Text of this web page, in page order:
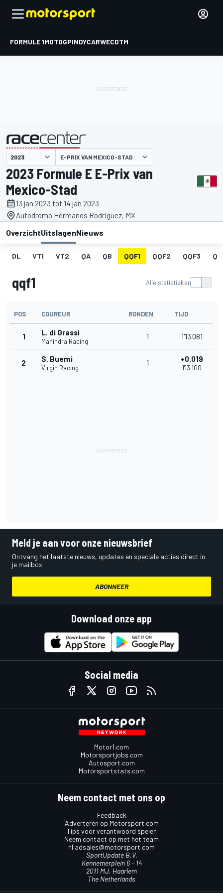
FORMULE 1MOTOGPINDYCARWECDTM
gepresenteerd door E-PRIX VAN MEXICO-STAD
2023 Formule E E-Prix van
Mexico-Stad
13 jan 2023 tot 14 jan 2023
Autodromo Hermanos Rodriguez, MX
OverzichtUitslagenNieuws
DL VT1 VT2 QA QB QQF1 QQF2 QQF3
qqf1 Alle statistieken
POS COUREUR RONDEN TIJD
1 L. di Grassi
Mahindra Racing
1 1'13.081
2 S. Buemi
Virgin Racing
1 +0.019
1'13.100
Meld je aan voor onze nieuwsbrief
Ontvang het laatste nieuws, updates en speciale acties direct in
je mailbox.
ABONNEER
Download onze app
Social media
Motor1.com
Motorsportjobs.com
Autosport.com
Motorsportstats.com
Neem contact met ons op
Feedback
Adverteren op Motorsport.com
Tips voor verantwoord spelen
Neem contact op met het team
nl.adsales@motorsport.com
SportUpdate B.V.
Kennemerplein 6 – 14
2011 MJ, Haarlem
The Netherlands